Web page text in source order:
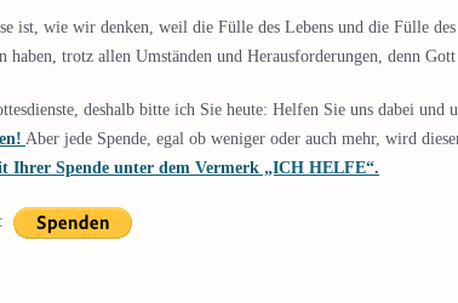
ist, wie wir denken, weil die Fülle des Lebens und die Fülle
trotz allen Umständen und Herausforderungen, denn
deshalb bitte ich Sie heute: Helfen Sie uns dabei
Aber jede Spende, egal ob weniger oder auch mehr, wird
Ihrer Spende unter dem Vermerk „ICH HELFE“.